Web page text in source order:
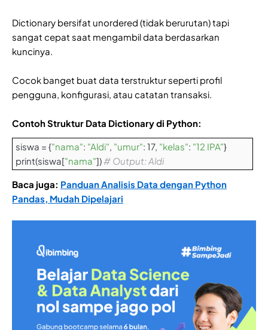
Dictionary bersifat unordered (tidak berurutan) tapi
sangat cepat saat mengambil data berdasarkan
kuncinya.
Cocok banget buat data terstruktur seperti profil
pengguna, konfigurasi, atau catatan transaksi.
Contoh Struktur Data Dictionary di Python:
siswa = {"nama": "Aldi" "umur": 17, "kelas": "12 IPA"}
print(siswa["nama"])# Output: Aldi
Baca juga: Panduan Analisis Data dengan Python
Pandas, Mudah Dipelajari